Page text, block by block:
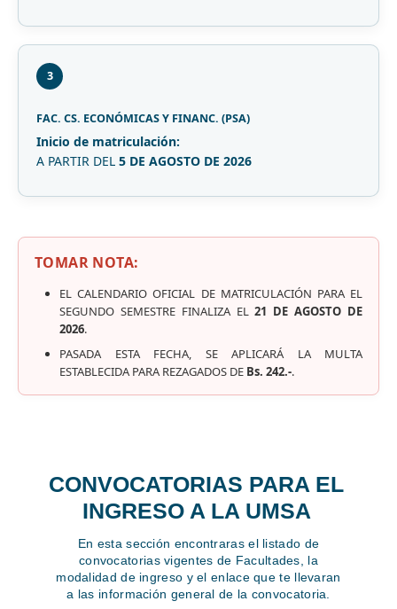
3
FAC. CS. ECONÓMICAS Y FINANC. (PSA)
Inicio de matriculación:
A PARTIR DEL 5 DE AGOSTO DE 2026
TOMAR NOTA:
EL CALENDARIO OFICIAL DE MATRICULACIÓN PARA EL
SEGUNDO SEMESTRE FINALIZA EL21 DE AGOSTO DE
2026.
PASADA ESTA FECHA, SE APLICARÁ LA MULTA
ESTABLECIDA PARA REZAGADOS DE Bs. 242.-.
CONVOCATORIAS PARA EL
INGRESO A LA UMSA
En esta sección encontraras el listado de
convocatorias vigentes de Facultades, la
modalidad de ingreso y el enlace que te llevaran
a las información general de la convocatoria.